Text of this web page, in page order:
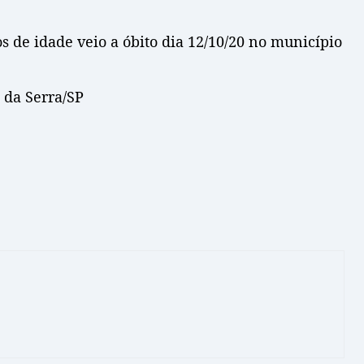
de idade veio a óbito dia 12/10/20 no município
Serra/SP